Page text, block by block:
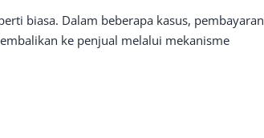
biasa. Dalam beberapa kasus, pembayaran
ke penjual melalui mekanisme